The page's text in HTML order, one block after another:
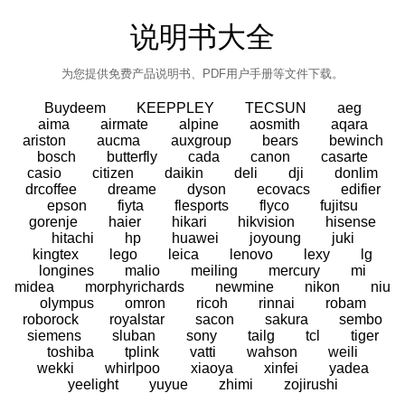
说明书大全
为您提供免费产品说明书、PDF用户手册等文件下载。
Buydeem KEEPPLEY TECSUN
aeg
aima
airmate alpine aosmith
aqara
ariston
aucma auxgroup bears
bewinch
bosch
butterfly cada canon
casarte
casio
citizen daikin deli dji
donlim
drcoffee
dreame dyson ecovacs
edifier
epson
fiyta flesports flyco
fujitsu
gorenje
haier hikari hikvision
hisense
hitachi
hp huawei joyoung
juki
kingtex
lego leica lenovo lexy
lg
longines
malio meiling mercury
mi
midea
morphyrichards newmine nikon
niu
olympus
omron ricoh rinnai
robam
roborock
royalstar sacon sakura
sembo
siemens
sluban sony tailg tcl
tiger
toshiba
tplink vatti wahson
weili
wekki
whirlpoo xiaoya xinfei
yadea
yeelight
yuyue zhimi zojirushi